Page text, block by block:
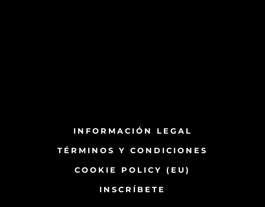
INFORMACIÓN LEGAL
TÉRMINOS Y CONDICIONES
COOKIE POLICY (EU)
INSCRÍBETE​